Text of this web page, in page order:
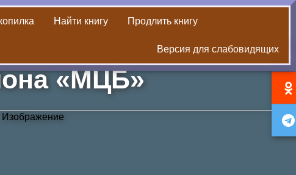
«МЦБ»
Найти книгу Продлить книгу
Версия для слабовидящих